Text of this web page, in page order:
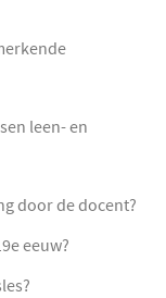
leen- en
door de docent?
eeuw?